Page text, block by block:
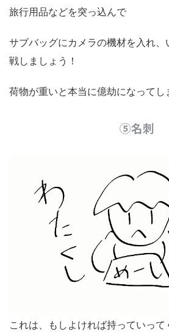
旅行用品などを突っ込んで
サブバッグにカメラの機材を入れ
戦しましょう！
荷物が重いと本当に億劫になってし
⑤名刺
これは、もしよければ持っていって